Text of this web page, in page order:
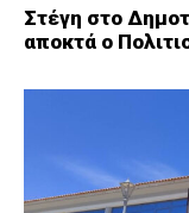
Στέγη στο
αποκτά ο